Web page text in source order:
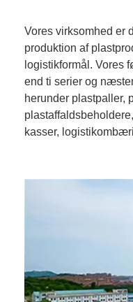
Vores virksomhed er
produktion af
logistikformål. Vores
end ti serier og
herunder plastpaller,
kasser,